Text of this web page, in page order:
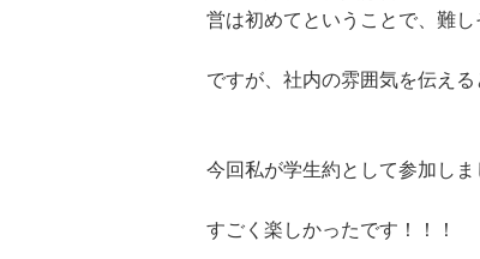
営は初めてということで、難し
ですが、社内の雰囲気を伝え
今回私が学生約として参加しま
すごく楽しかったです！！！